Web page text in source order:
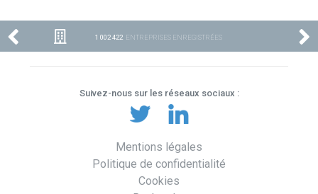
1 002 422 ENTREPRISES ENREGISTRÉES
Suivez-nous sur les réseaux sociaux :
Mentions légales
Politique de confidentialité
Cookies